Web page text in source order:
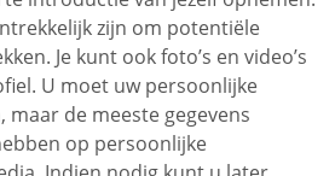
zijn om potentiële
Je kunt ook foto’s en video’s
U moet uw persoonlijke
de meeste gegevens
op persoonlijke